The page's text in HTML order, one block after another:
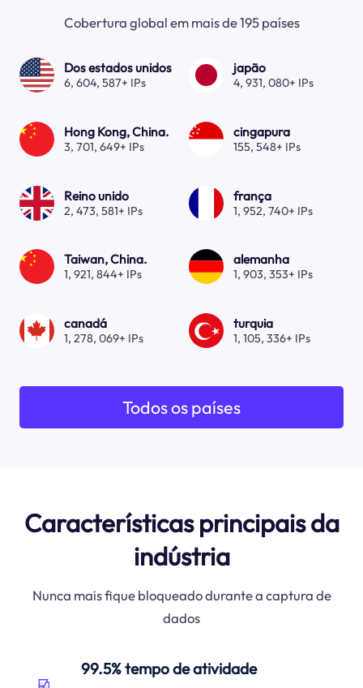
Cobertura global em mais de 195 países
Dos estados unidos
6, 604, 587+ IPs
japão
4, 931, 080+ IPs
Hong Kong, China.
3, 701, 649+ IPs
cingapura
155, 548+ IPs
Reino unido
2, 473, 581+ IPs
frança
1, 952, 740+ IPs
Taiwan, China.
1, 921, 844+ IPs
alemanha
1, 903, 353+ IPs
canadá
1, 278, 069+ IPs
turquia
1, 105, 336+ IPs
Todos os países
Características principais da
indústria
Nunca mais fique bloqueado durante a captura de
dados
99.5% tempo de atividade